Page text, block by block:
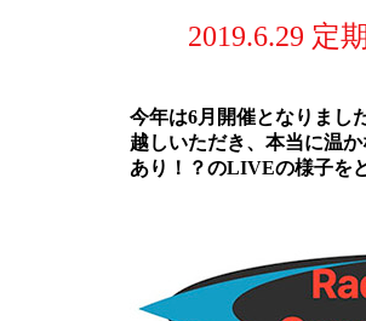
2019.6.29 定
今年は6月開催となりまし
越しいただき、本当に温
あり！？のLIVEの様子を